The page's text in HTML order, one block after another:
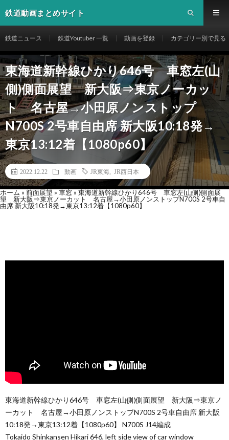
鉄道動画まとめサイト
鉄道ニュース 鉄道Youtuber 一覧 動画を登録 カテゴリー別で見る
東海道新幹線ひかり646号 車窓左(山
側)側面展望 新大阪⇒東京ノーカッ
ト 名古屋→小田原ノンストップ
N700S 2号車自由席 新大阪10:18発→
東京13:12着【1080p60】
2022.12.22 動画 JR東海 JR西日本
ホーム » 前面展望 » 車窓 » 東海道新幹線ひかり646号 車窓左(山側)側面展
望 新大阪⇒東京ノーカット 名古屋→小田原ノンストップN700S 2号車自
由席 新大阪10:18発→東京13:12着【1080p60】
東海道新幹線ひかり646号 車窓左(山側)側面展望 新大阪⇒東京ノ
ーカット 名古屋→小田原ノンストップN700S 2号車自由席 新大阪
10:18発→東京13:12着【1080p60】 N700S J14編成
Tokaido Shinkansen Hikari 646, left side view of car window